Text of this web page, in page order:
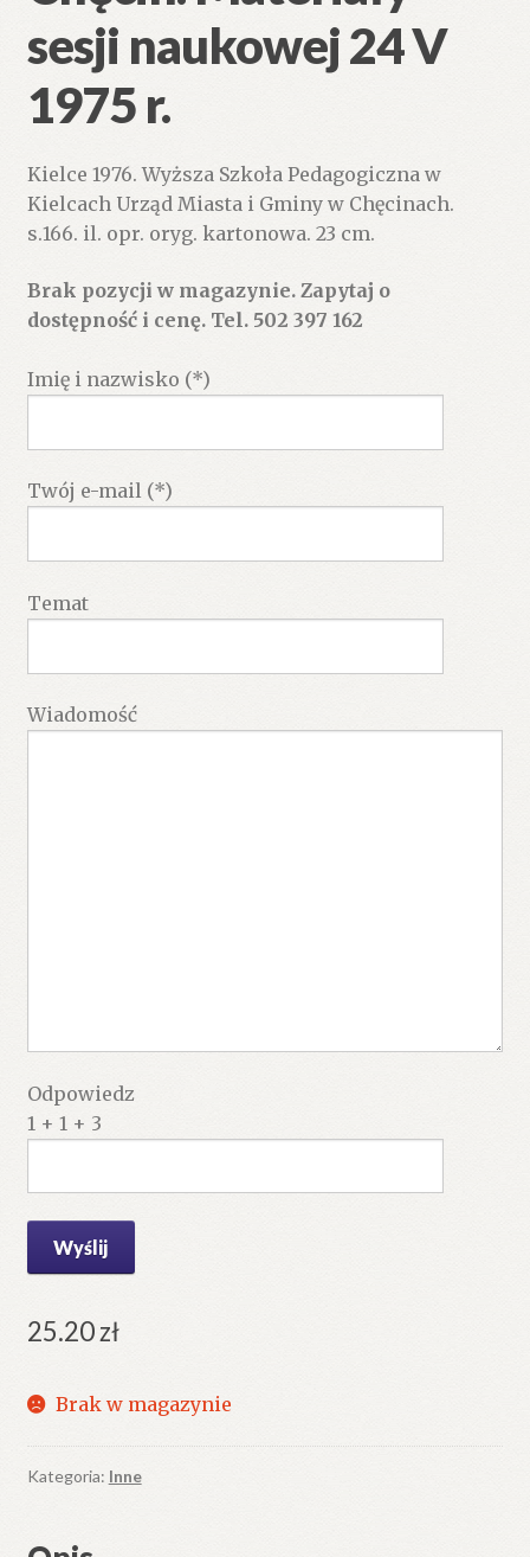
sesji naukowej 24 V
1975 r.
Kielce 1976. Wyższa Szkoła Pedagogiczna w
Kielcach Urząd Miasta i Gminy w Chęcinach.
s.166. il. opr. oryg. kartonowa. 23 cm.
Brak pozycji w magazynie. Zapytaj o
dostępność i cenę. Tel. 502 397 162
Imię i nazwisko (*)
Twój e-mail (*)
Temat
Wiadomość
Odpowiedz
1 + 1 + 3
25.20zł
Brak w magazynie
Kategoria: Inne